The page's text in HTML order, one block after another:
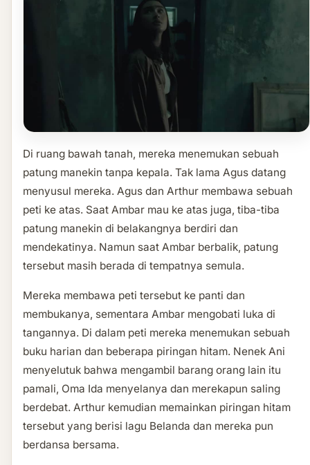
Di ruang bawah tanah, mereka menemukan sebuah
patung manekin tanpa kepala. Tak lama Agus datang
menyusul mereka. Agus dan Arthur membawa sebuah
peti ke atas. Saat Ambar mau ke atas juga, tiba-tiba
patung manekin di belakangnya berdiri dan
mendekatinya. Namun saat Ambar berbalik, patung
tersebut masih berada di tempatnya semula.
Mereka membawa peti tersebut ke panti dan
membukanya, sementara Ambar mengobati luka di
tangannya. Di dalam peti mereka menemukan sebuah
buku harian dan beberapa piringan hitam. Nenek Ani
menyelutuk bahwa mengambil barang orang lain itu
pamali, Oma Ida menyelanya dan merekapun saling
berdebat. Arthur kemudian memainkan piringan hitam
tersebut yang berisi lagu Belanda dan mereka pun
berdansa bersama.